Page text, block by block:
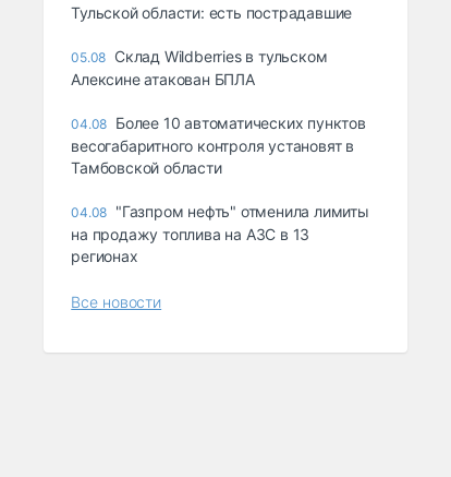
Тульской области: есть пострадавшие
05.08 Склад Wildberries в тульском
Алексине атакован БПЛА
04.08 Более 10 автоматических пунктов
весогабаритного контроля установят в
Тамбовской области
04.08 "Газпром нефть" отменила лимиты
на продажу топлива на АЗС в 13
регионах
Все новости